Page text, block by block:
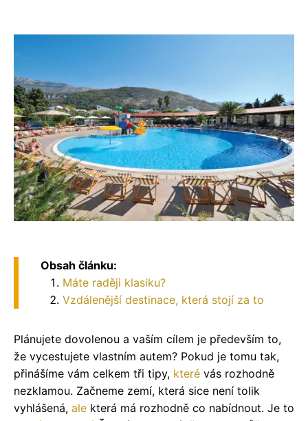
Obsah článku:
Máte raději klasiku?
Vzdálenější destinace, která stojí za to
Plánujete dovolenou a vaším cílem je především to,
že vycestujete vlastním autem? Pokud je tomu tak,
přinášíme vám celkem tři tipy, které vás rozhodně
nezklamou. Začneme zemí, která sice není tolik
vyhlášená, ale která má rozhodně co nabídnout. Je to